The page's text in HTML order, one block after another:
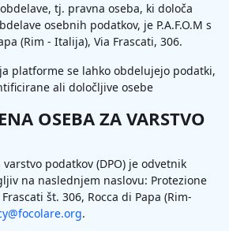
tj. pravna oseba, ki določa
osebnih podatkov, je P.A.F.O.M s
(Rim - Italija), Via Frascati, 306.
platforme se lahko obdelujejo podatki,
ali določljive osebe
OSEBA ZA VARSTVO
varstvo podatkov (DPO) je odvetnik
na naslednjem naslovu: Protezione
št. 306, Rocca di Papa (Rim-
.